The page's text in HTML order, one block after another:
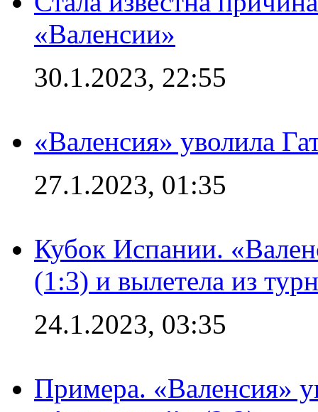
«Валенсии»
30.1.2023, 22:55
«Валенсия» уволила
27.1.2023, 01:35
Кубок Испании.
(1:3) и вылетела из
24.1.2023, 03:35
Примера. «Валенсия»